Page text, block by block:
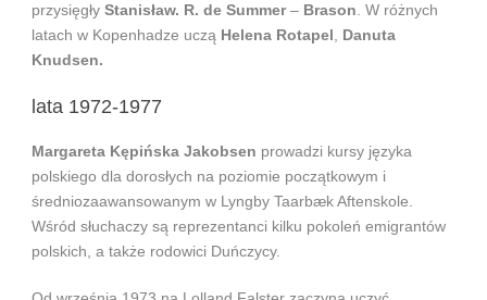
przysięgły Stanisław. R. de Summer– Brason . W różnych
latach w Kopenhadze uczą Helena Rotapel
Danuta
Knudsen.
lata 1972-1977
Margareta Kępińska Jakobsen prowadzi kursy języka
polskiego dla dorosłych na poziomie początkowym i
średniozaawansowanym w Lyngby Taarbæk Aftenskole.
Wśród słuchaczy są reprezentanci kilku pokoleń emigrantów
polskich, a także rodowici Duńczycy.